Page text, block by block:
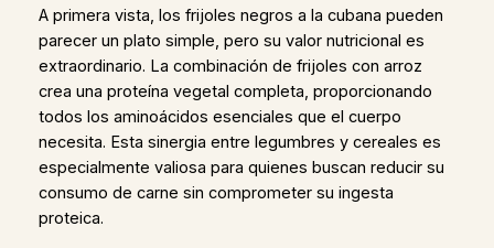
A primera vista, los frijoles negros a la cubana pueden
parecer un plato simple, pero su valor nutricional es
extraordinario. La combinación de frijoles con arroz
crea una proteína vegetal completa, proporcionando
todos los aminoácidos esenciales que el cuerpo
necesita. Esta sinergia entre legumbres y cereales es
especialmente valiosa para quienes buscan reducir su
consumo de carne sin comprometer su ingesta
proteica.